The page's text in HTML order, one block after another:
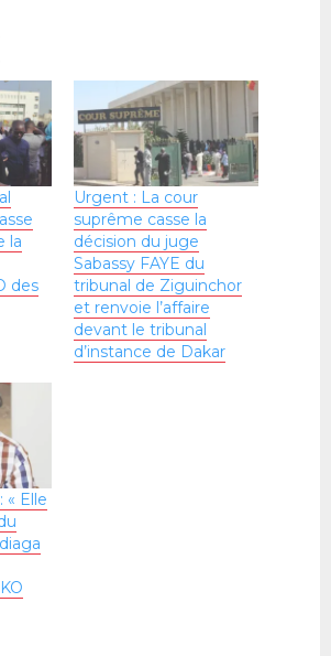
la
des
Urgent : La cour
suprême casse la
décision du juge
Sabassy FAYE du
tribunal de Ziguinchor
et renvoie l’affaire
devant le tribunal
d’instance de Dakar
« Elle